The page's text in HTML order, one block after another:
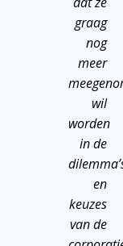
graag
nog
meer
wil
worden
in de
en
keuzes
van de